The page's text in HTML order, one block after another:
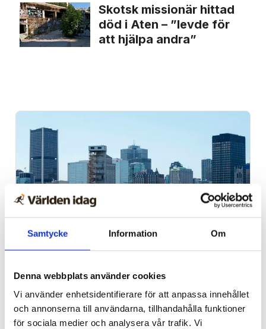
Samtycke Information Om
Denna webbplats använder cookies
Vi använder enhetsidentifierare för att anpassa innehållet
och annonserna till användarna, tillhandahålla funktioner
för sociala medier och analysera vår trafik. Vi
Skotsk missionär hittad
död i Aten – ”levde för
att hjälpa andra”
Kanada
Judisk restaurang som
startades av Förintelse­
överlevare förstörd i